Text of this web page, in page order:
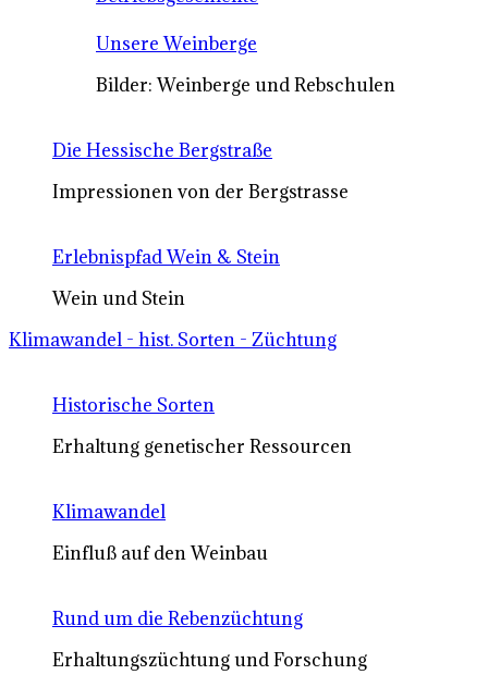
Unsere Weinberge
Bilder: Weinberge und Rebschulen
Die Hessische Bergstraße
Impressionen von der Bergstrasse
Erlebnispfad Wein & Stein
Wein und Stein
Klimawandel - hist. Sorten - Züchtung
Historische Sorten
Erhaltung genetischer Ressourcen
Klimawandel
Einfluß auf den Weinbau
Rund um die Rebenzüchtung
Erhaltungszüchtung und Forschung